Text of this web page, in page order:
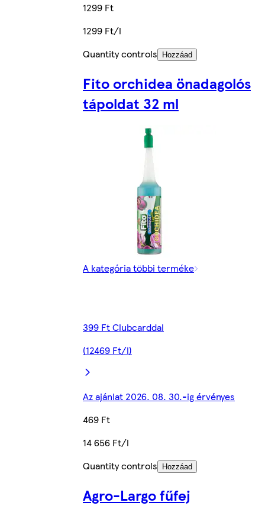
1299 Ft
1299 Ft/l
Quantity controls
Hozzáad
Fito orchidea önadagolós
tápoldat 32 ml
A kategória többi terméke
399 Ft Clubcarddal
(12469 Ft/l)
Az ajánlat 2026. 08. 30.-ig érvényes
469 Ft
14 656 Ft/l
Quantity controls
Hozzáad
Agro-Largo fűfej